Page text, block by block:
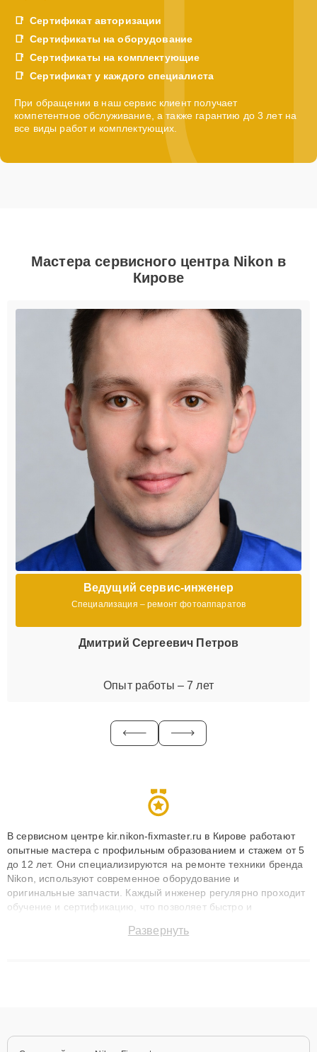
Сертификат авторизации
Сертификаты на оборудование
Сертификаты на комплектующие
Сертификат у каждого специалиста
При обращении в наш сервис клиент получает
компетентное обслуживание, а также гарантию до 3 лет на
все виды работ и комплектующих.
Мастера сервисного центра Nikon в
Кирове
Ведущий сервис-инженер
Специализация – ремонт фотоаппаратов
Дмитрий Сергеевич Петров
Опыт работы – 7 лет
В сервисном центре kir.nikon-fixmaster.ru в Кирове работают
опытные мастера с профильным образованием и стажем от 5
до 12 лет. Они специализируются на ремонте техники бренда
Nikon, используют современное оборудование и
оригинальные запчасти. Каждый инженер регулярно проходит
обучение и сертификацию, что позволяет быстро и
сохранением гарантии до 3 лет. Наши мастера решают
Развернуть